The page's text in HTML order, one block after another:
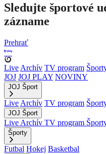
Sledujte športové
zázname
Prehrať
Live Archív TV program
JOJ JOJ PLAY NOVINY
JOJ Šport
Live Archív TV program
JOJ Šport
Live Archív TV program
Športy
Futbal Hokej Basketbal